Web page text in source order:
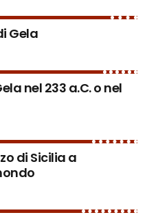
Gela
nel 233 a.C. o nel
di Sicilia a